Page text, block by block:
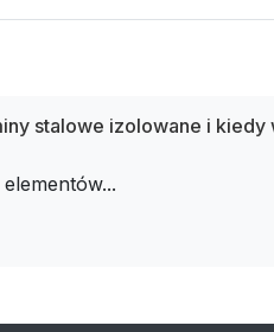
stalowe izolowane i kiedy